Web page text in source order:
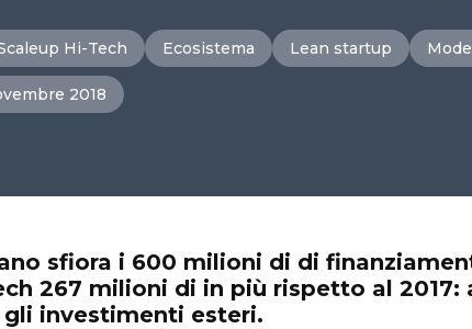
Hi-Tech Ecosistema Lean startup
2018
sfiora i 600 milioni di di
267 milioni di in più rispetto al 2017:
investimenti esteri.